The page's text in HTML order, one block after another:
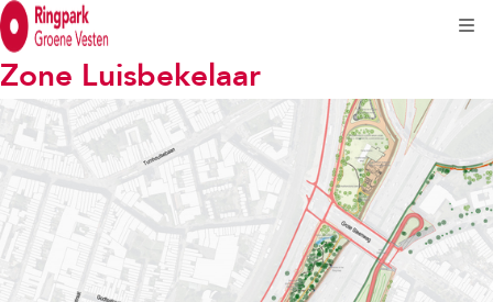
Zone Luisbekelaar